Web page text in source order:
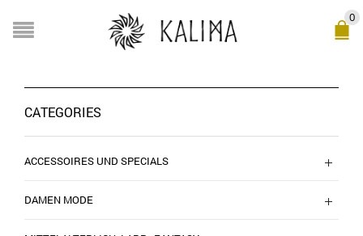
0
CATEGORIES
ACCESSOIRES UND SPECIALS
DAMEN MODE